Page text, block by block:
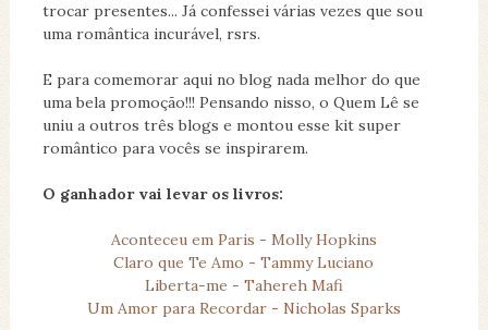
trocar presentes... Já confessei várias vezes que sou
uma romântica incurável, rsrs.
E para comemorar aqui no blog nada melhor do que
uma bela promoção!!! Pensando nisso, o Quem Lê se
uniu a outros três blogs e montou esse kit super
romântico para vocês se inspirarem.
O ganhador vai levar os livros:
Aconteceu em Paris - Molly Hopkins
Claro que Te Amo - Tammy Luciano
Liberta-me - Tahereh Mafi
Um Amor para Recordar - Nicholas Sparks